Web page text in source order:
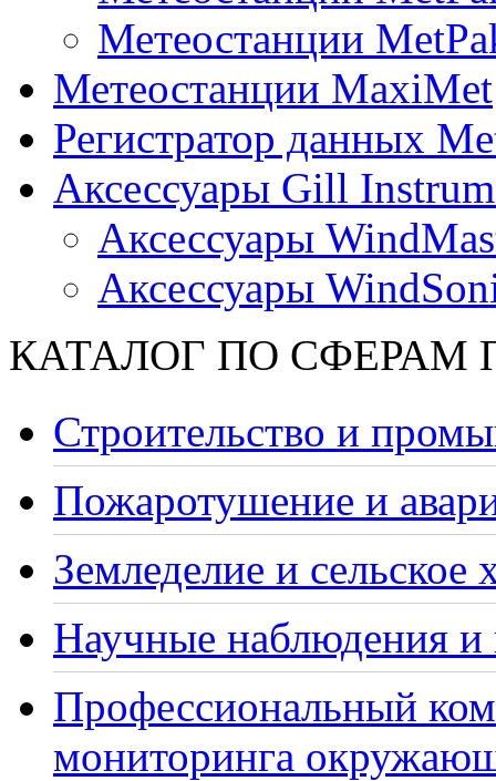
Метеостанции
Метеостанции MaxiMet
Регистратор данных
Аксессуары Gill
Аксессуары
Аксессуары
КАТАЛОГ ПО СФЕРАМ
Строительство и
Пожаротушение и
Земледелие и сельское
Научные наблюдения и
Профессиональный
мониторинга